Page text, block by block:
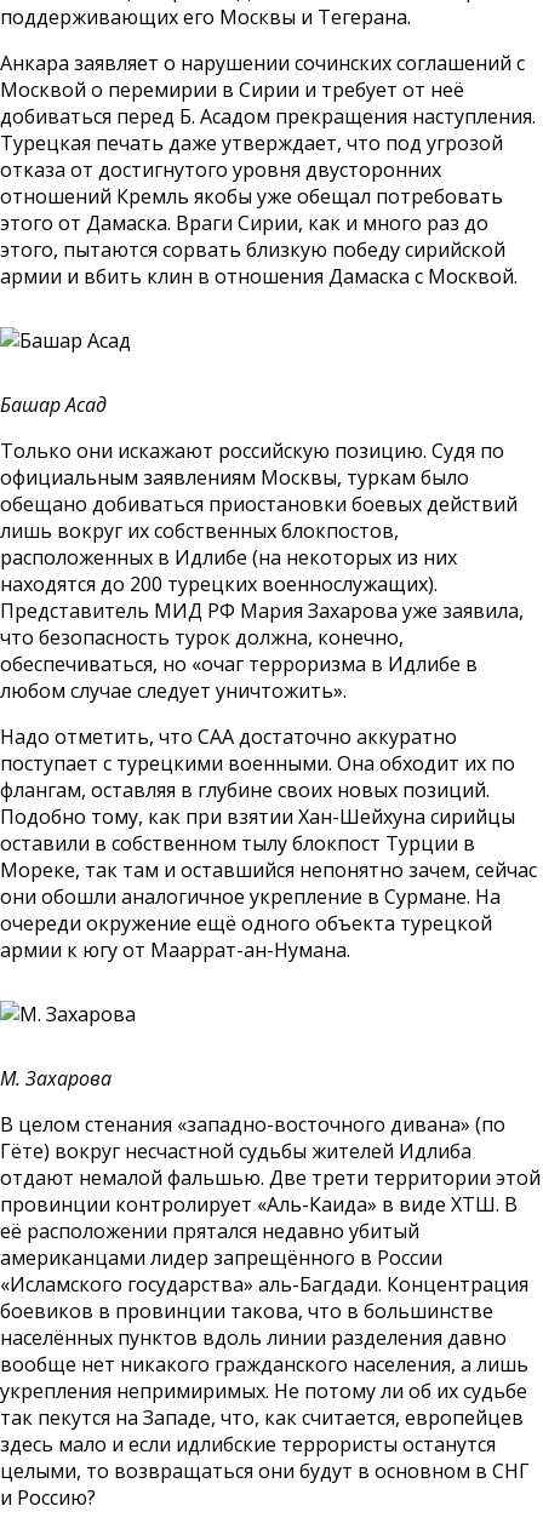
поддерживающих его Москвы и Тегерана.
Анкара заявляет о нарушении сочинских соглашений с
Москвой о перемирии в Сирии и требует от неё
добиваться перед Б. Асадом прекращения наступления.
Турецкая печать даже утверждает, что под угрозой
отказа от достигнутого уровня двусторонних
отношений Кремль якобы уже обещал потребовать
этого от Дамаска. Враги Сирии, как и много раз до
этого, пытаются сорвать близкую победу сирийской
армии и вбить клин в отношения Дамаска с Москвой.
Башар Асад
Только они искажают российскую позицию. Судя по
официальным заявлениям Москвы, туркам было
обещано добиваться приостановки боевых действий
лишь вокруг их собственных блокпостов,
расположенных в Идлибе (на некоторых из них
находятся до 200 турецких военнослужащих).
Представитель МИД РФ Мария Захарова уже заявила,
что безопасность турок должна, конечно,
обеспечиваться, но «очаг терроризма в Идлибе в
любом случае следует уничтожить».
Надо отметить, что САА достаточно аккуратно
поступает с турецкими военными. Она обходит их по
флангам, оставляя в глубине своих новых позиций.
Подобно тому, как при взятии Хан-Шейхуна сирийцы
оставили в собственном тылу блокпост Турции в
Мореке, так там и оставшийся непонятно зачем, сейчас
они обошли аналогичное укрепление в Сурмане. На
очереди окружение ещё одного объекта турецкой
армии к югу от Мааррат-ан-Нумана.
М. Захарова
В целом стенания «западно-восточного дивана» (по
Гёте) вокруг несчастной судьбы жителей Идлиба
отдают немалой фальшью. Две трети территории этой
провинции контролирует «Аль-Каида» в виде ХТШ. В
её расположении прятался недавно убитый
американцами лидер запрещённого в России
«Исламского государства» аль-Багдади. Концентрация
боевиков в провинции такова, что в большинстве
населённых пунктов вдоль линии разделения давно
вообще нет никакого гражданского населения, а лишь
укрепления непримиримых. Не потому ли об их судьбе
так пекутся на Западе, что, как считается, европейцев
здесь мало и если идлибские террористы останутся
целыми, то возвращаться они будут в основном в СНГ
и Россию?